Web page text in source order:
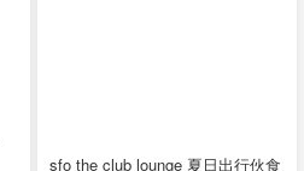
sfo the club lounge 夏日出行伙食